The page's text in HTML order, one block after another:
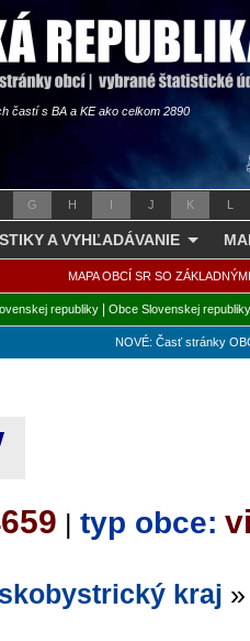
častí s BA a KE ako celkom 2890
G H I J K L
A VYHĽADÁVANIE
MAPA OBCÍ SR SO
republiky| Obce Slovenskej republiky
NOVÉ: Časť stránky
| typ obce:
kraj